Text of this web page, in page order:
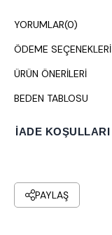
YORUMLAR(0)
ÖDEME SEÇENEKLERI
ÜRÜN ÖNERILERI
BEDEN TABLOSU
İADE KOŞULLARI
PAYLAŞ